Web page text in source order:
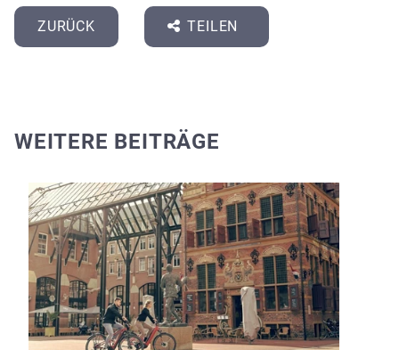
ZURÜCK TEILEN
WEITERE BEITRÄGE